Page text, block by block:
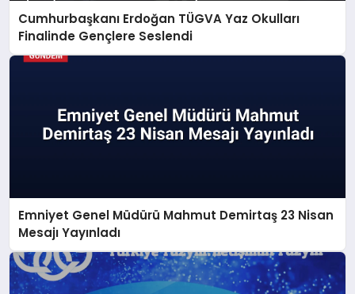
Cumhurbaşkanı Erdoğan TÜGVA Yaz Okulları
Finalinde Gençlere Seslendi
Emniyet Genel Müdürü Mahmut Demirtaş 23 Nisan
Mesajı Yayınladı